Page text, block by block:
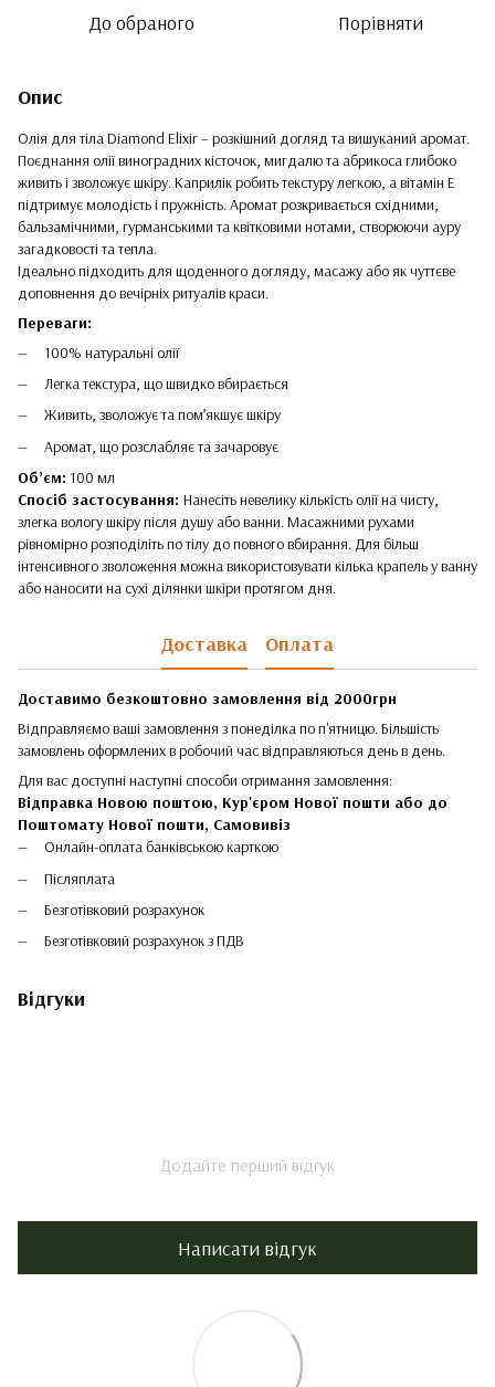
До обраного Порівняти
Опис
Олія для тіла Diamond Elixir – розкішний догляд та вишуканий аромат.
Поєднання олії виноградних кісточок, мигдалю та абрикоса глибоко
живить і зволожує шкіру. Каприлік робить текстуру легкою, а вітамін Е
підтримує молодість і пружність. Аромат розкривається східними,
бальзамічними, гурманськими та квітковими нотами, створюючи ауру
загадковості та тепла.
Ідеально підходить для щоденного догляду, масажу або як чуттєве
доповнення до вечірніх ритуалів краси.
Переваги:
100% натуральні олії
Легка текстура, що швидко вбирається
Живить, зволожує та пом’якшує шкіру
Аромат, що розслабляє та зачаровує
Об’єм: 100 мл
Спосіб застосування: Нанесіть невелику кількість олії на чисту,
злегка вологу шкіру після душу або ванни. Масажними рухами
рівномірно розподіліть по тілу до повного вбирання. Для більш
інтенсивного зволоження можна використовувати кілька крапель у ванну
або наносити на сухі ділянки шкіри протягом дня.
Доставка Оплата
Доставимо безкоштовно замовлення від 2000грн
Відправляємо ваші замовлення з понеділка по п'ятницю. Більшість
замовлень оформлених в робочий час відправляються день в день.
Для вас доступні наступні способи отримання замовлення:
Відправка Новою поштою, Кур'єром Нової пошти або до
Поштомату Нової пошти, Самовивіз
Онлайн-оплата банківською карткою
Післяплата
Безготівковий розрахунок
Безготівковий розрахунок з ПДВ
Відгуки
Додайте перший відгук
Написати відгук